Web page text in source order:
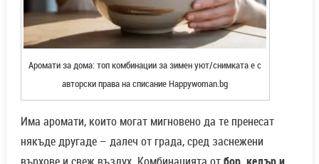
Аромати за дома: топ комбинации за зимен уют/снимката е с
авторски права на списание Happywoman.bg
Има аромати, които могат мигновено да те пренесат
някъде другаде – далеч от града, сред заснежени